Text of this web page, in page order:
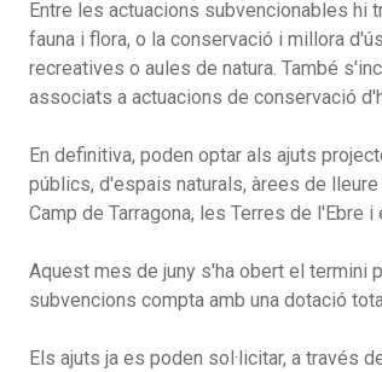
Entre les actuacions subvencionables hi
fauna i flora, o la conservació i millora
recreatives o aules de natura. També
associats a actuacions de conservació
En definitiva, poden optar als ajuts
públics, d'espais naturals, àrees de
Camp de Tarragona, les Terres de l'Ebre
Aquest mes de juny s'ha obert el termini
subvencions compta amb una dotació
Els ajuts ja es poden sol·licitar, a través